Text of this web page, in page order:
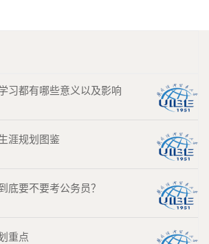
习都有哪些意义以及影响
涯规划图鉴
底要不要考公务员？
重点